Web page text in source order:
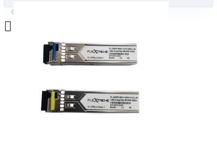
0
Daftar belanja Anda kosong!